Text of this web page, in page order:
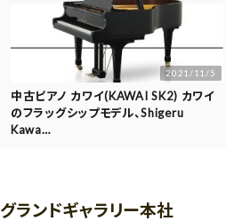
2021/11/5
中古ピアノ カワイ(KAWAI SK2) カワイ
のフラッグシップモデル、Shigeru
Kawa…
グランドギャラリー本社